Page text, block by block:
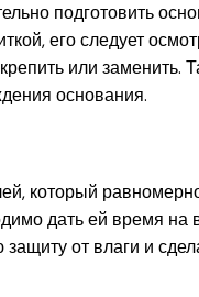
подготовить
его следует
или заменить.
основания.
который
дать ей время
от влаги и